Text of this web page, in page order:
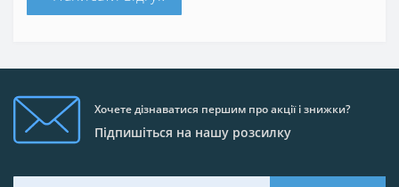
Хочете дізнаватися першим про акції і знижки?
Підпишіться на нашу розсилку